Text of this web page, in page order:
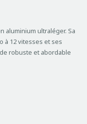
aluminium ultraléger. Sa
à 12 vitesses et ses
robuste et abordable